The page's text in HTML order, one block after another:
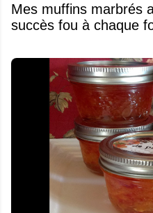
Mes muffins marbrés
succès fou à chaque